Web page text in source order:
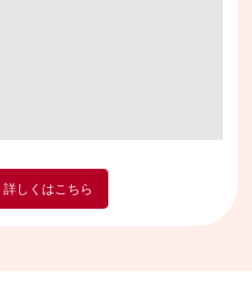
詳しくはこちら